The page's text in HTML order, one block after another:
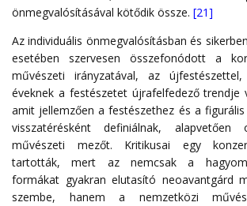
önmegvalósításával kötődik össze. [21]
Az individuális önmegvalósításban és
esetében szervesen összefonódott a
művészeti irányzatával, az
éveknek a festészetet újrafelfedező trendje
amit jellemzően a festészethez és a
visszatérésként definiálnak,
művészeti mezőt. Kritikusai egy
tartották, mert az nemcsak a
formákat gyakran elutasító neoavantgárd
szembe, hanem a nemzetközi